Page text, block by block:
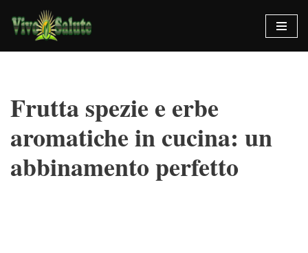
Vai
al
Frutta spezie e erbe
aromatiche in cucina: un
abbinamento perfetto